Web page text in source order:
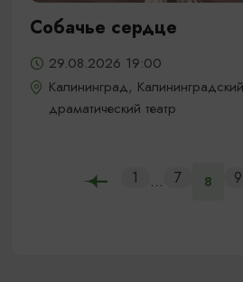
Собачье сердце
29.08.2026 19:00
Калининград,
драматический театр
1 ... 7 8 9